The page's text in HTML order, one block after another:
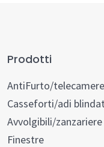
Prodotti
AntiFurto/telecamere
Casseforti/adi
Avvolgibili/zanzariere
Finestre